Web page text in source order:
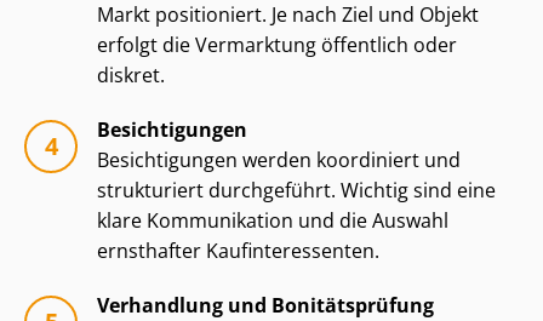
Markt positioniert. Je nach Ziel und Objekt
erfolgt die Vermarktung öffentlich oder
diskret.
Besichtigungen
Besichtigungen werden koordiniert und
strukturiert durchgeführt. Wichtig sind eine
klare Kommunikation und die Auswahl
ernsthafter Kauf­in­ter­es­sen­ten.
Verhandlung und Bonitätsprüfung